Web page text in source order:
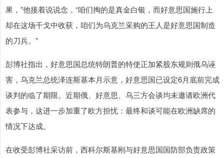
果，”他接着说说念，“咱们掏的是真金白银，而好意思国施行上
却在这场干戈中收获，咱们为乌克兰采购的王人是好意思国制造
的刀兵。”
彭博社指出，好意思国总统特朗普的特使正加紧股东规则俄乌诬
害，乌克兰总统泽连斯基本月示意，好意思国已设定6月底前完成
谈判的临了期限。近期俄、好意思、乌三方会谈均未邀请欧洲代
表参与，这进一步加重了欧方担忧：最终和谈可能在欧洲缺席的
情况下达成。
在收受彭博社采访前，西科尔斯基刚与好意思国国防部负责政策